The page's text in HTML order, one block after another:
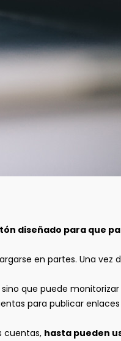
diseñado para que
en partes. Una vez
que puede
para publicar
cuentas, hasta pueden